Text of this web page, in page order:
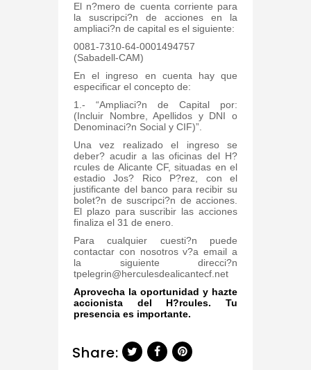
El n?mero de cuenta corriente para
la suscripci?n de acciones en la
ampliaci?n de capital es el siguiente:
0081-7310-64-0001494757
(Sabadell-CAM)
En el ingreso en cuenta hay que
especificar el concepto de:
1.- “Ampliaci?n de Capital por:
(Incluir Nombre, Apellidos y DNI o
Denominaci?n Social y CIF)”.
Una vez realizado el ingreso se
deber? acudir a las oficinas del H?
rcules de Alicante CF, situadas en el
estadio Jos? Rico P?rez, con el
justificante del banco para recibir su
bolet?n de suscripci?n de acciones.
El plazo para suscribir las acciones
finaliza el 31 de enero.
Para cualquier cuesti?n puede
contactar con nosotros v?a email a
la siguiente direcci?n
tpelegrin@herculesdealicantecf.net
Aprovecha la oportunidad y hazte
accionista del H?rcules. Tu
presencia es importante.
Share: